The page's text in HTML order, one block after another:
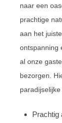
naar een
prachtige
aan het
ontspanning
al onze
bezorgen.
Prachtig